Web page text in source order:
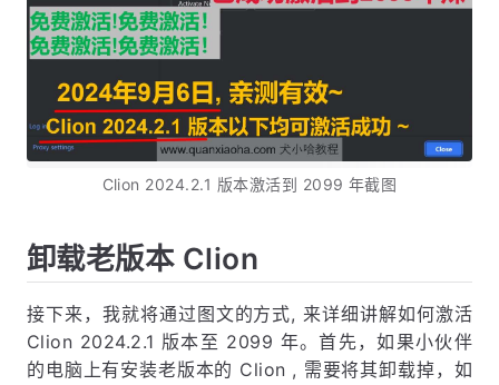
Clion 2024.2.1 版本激活到 2099 年截图
卸载老版本 Clion
接下来，我就将通过图文的方式, 来详细讲解如何激活
Clion 2024.2.1 版本至 2099 年。首先，如果小伙伴
的电脑上有安装老版本的 Clion , 需要将其卸载掉，如